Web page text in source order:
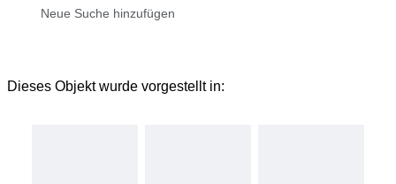
Dieses Objekt wurde vorgestellt in: